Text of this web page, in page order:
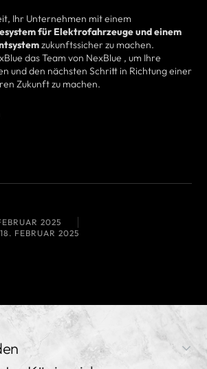
Ihr Unternehmen mit einem
für Elektrofahrzeuge und einem
zukunftssicher zu machen.
das Team von NexBlue , um Ihre
und den nächsten Schritt in Richtung einer
Zukunft zu machen.
2025
18. FEBRUAR 2025